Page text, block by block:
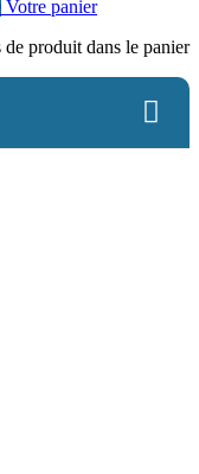
Votre panier
de produit dans le panier